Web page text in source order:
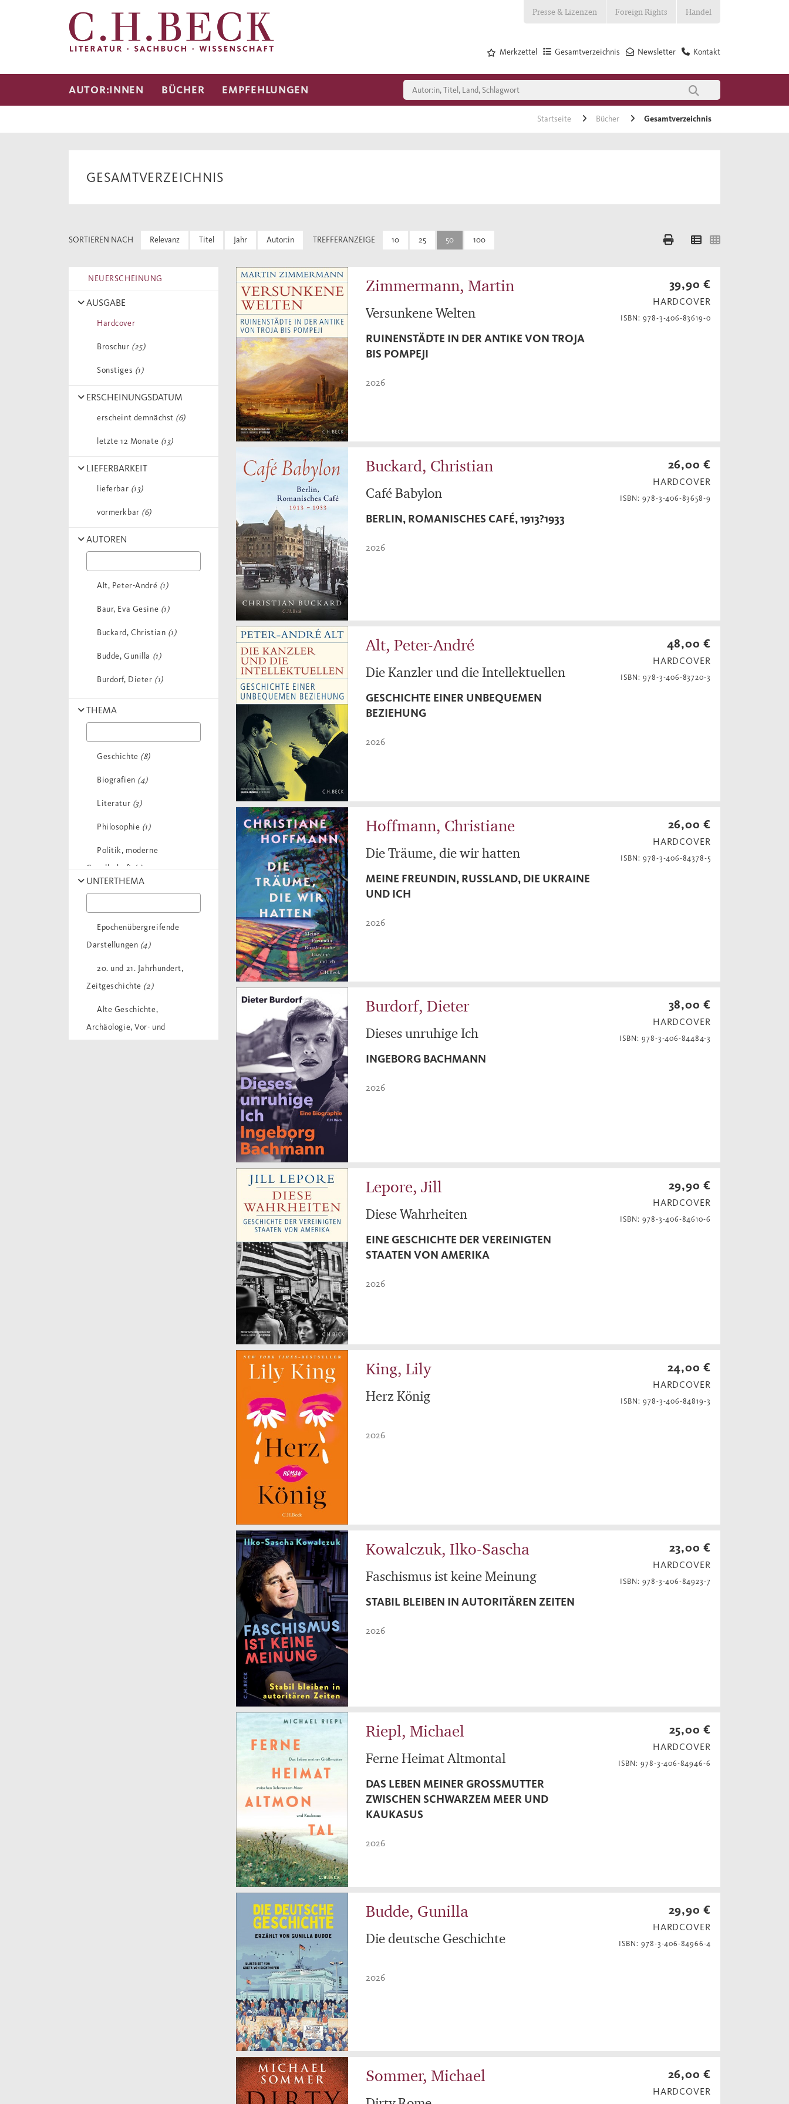
Presse & Lizenzen Foreign Rights Handel
Kontakt
Newsletter
Gesamtverzeichnis
Merkzettel
AUTOR:INNEN BÜCHER EMPFEHLUNGEN
Startseite Bücher Gesamtverzeichnis
GESAMTVERZEICHNIS
SORTIEREN NACH Relevanz Titel Jahr Autor:in TREFFERANZEIGE 10 25 50 100
NEUERSCHEINUNG
AUSGABE
Hardcover
Broschur (25)
Sonstiges (1)
ERSCHEINUNGSDATUM
erscheint demnächst (6)
letzte 12 Monate (13)
LIEFERBARKEIT
lieferbar (13)
vormerkbar (6)
AUTOREN
Alt, Peter-André (1)
Baur, Eva Gesine (1)
Buckard, Christian (1)
Budde, Gunilla (1)
Burdorf, Dieter (1)
Gillian(1)
Mueller, Anousch
Riepl, Michael(1)
Zimmermann, Martin
THEMA
Geschichte (8)
Biografien (4)
Literatur (3)
Philosophie (1)
Politik, moderne
Gesellschaft (1)
Psychologie und
Gesundheit
UNTERTHEMA
Epochenübergreifende
Darstellungen (4)
20. und 21. Jahrhundert,
Zeitgeschichte (2)
Alte Geschichte,
Archäologie, Vor- und
Zimmermann, Martin
Versunkene Welten
RUINENSTÄDTE IN DER ANTIKE VON TROJA
BIS POMPEJI
2026
39,90 €
HARDCOVER
ISBN: 978-3-406-83619-0
Buckard, Christian
Café Babylon
BERLIN, ROMANISCHES CAFÉ, 1913?1933
2026
26,00 €
HARDCOVER
ISBN: 978-3-406-83658-9
Alt, Peter-André
Die Kanzler und die Intellektuellen
GESCHICHTE EINER UNBEQUEMEN
BEZIEHUNG
2026
48,00 €
HARDCOVER
ISBN: 978-3-406-83720-3
Hoffmann, Christiane
Die Träume, die wir hatten
MEINE FREUNDIN, RUSSLAND, DIE UKRAINE
UND ICH
2026
26,00 €
HARDCOVER
ISBN: 978-3-406-84378-5
Burdorf, Dieter
Dieses unruhige Ich
INGEBORG BACHMANN
2026
38,00 €
HARDCOVER
ISBN: 978-3-406-84484-3
Lepore, Jill
Diese Wahrheiten
EINE GESCHICHTE DER VEREINIGTEN
STAATEN VON AMERIKA
2026
29,90 €
HARDCOVER
ISBN: 978-3-406-84610-6
King, Lily
Herz König
2026
24,00 €
HARDCOVER
ISBN: 978-3-406-84819-3
Kowalczuk, Ilko-Sascha
Faschismus ist keine Meinung
STABIL BLEIBEN IN AUTORITÄREN ZEITEN
2026
23,00 €
HARDCOVER
ISBN: 978-3-406-84923-7
Riepl, Michael
Ferne Heimat Altmontal
DAS LEBEN MEINER GROSSMUTTER Z
WISCHEN SCHWARZEM MEER UND K
AUKASUS
2026
25,00 €
HARDCOVER
ISBN: 978-3-406-84946-6
Budde, Gunilla
Die deutsche Geschichte
2026
29,90 €
HARDCOVER
ISBN: 978-3-406-84966-4
Sommer, Michael 26,00 €
HARDCOVER